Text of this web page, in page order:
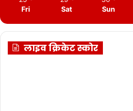
Fri Sat Sun
लाइव क्रिकेट स्कोर